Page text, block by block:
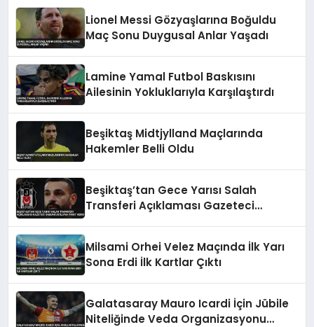
Lionel Messi Gözyaşlarına Boğuldu
Maç Sonu Duygusal Anlar Yaşadı
Lamine Yamal Futbol Baskısını
Ailesinin Yokluklarıyla Karşılaştırdı
Beşiktaş Midtjylland Maçlarında
Hakemler Belli Oldu
Beşiktaş’tan Gece Yarısı Salah
Transferi Açıklaması Gazeteci
Milsami Orhei Velez Maçında İlk Yarı
Sona Erdi İlk Kartlar Çıktı
Galatasaray Mauro Icardi İçin Jübile
Niteliğinde Veda Organizasyonu